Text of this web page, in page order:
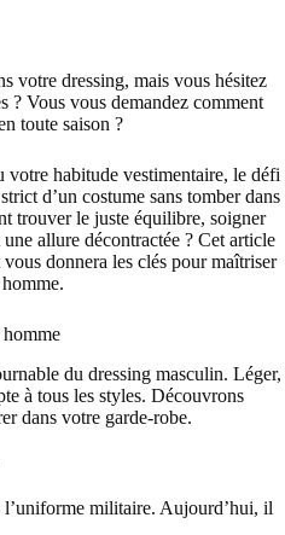
votre dressing, mais vous hésitez
? Vous vous demandez comment
toute saison ?
habitude vestimentaire, le défi
d’un costume sans tomber dans
trouver le juste équilibre, soigner
allure décontractée ? Cet article
donnera les clés pour maîtriser
homme.
du dressing masculin. Léger,
à tous les styles. Découvrons
dans votre garde-robe.
l’uniforme militaire. Aujourd’hui, il